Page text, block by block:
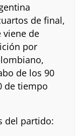
de final,
viene de
por
de los 90
de tiempo
del partido: